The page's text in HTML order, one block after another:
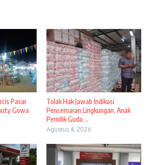
Pasar
Gowa
Tolak Hak Jawab Indikasi
Pencemaran Lingkungan, Anak
Pemilik Guda ...
Agustus 4, 2026